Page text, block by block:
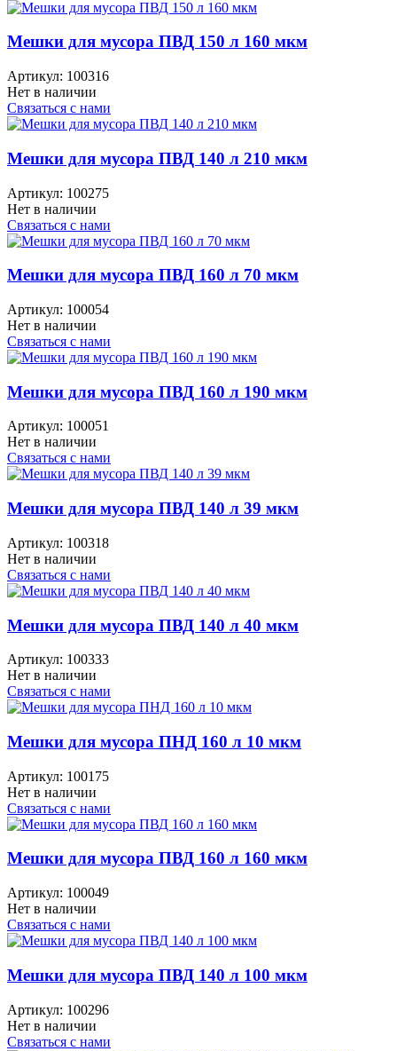
Мешки для мусора ПВД 150 л 160 мкм
Артикул: 100316
Нет в наличии
Связаться с нами
Мешки для мусора ПВД 140 л 210 мкм
Артикул: 100275
Нет в наличии
Связаться с нами
Мешки для мусора ПВД 160 л 70 мкм
Артикул: 100054
Нет в наличии
Связаться с нами
Мешки для мусора ПВД 160 л 190 мкм
Артикул: 100051
Нет в наличии
Связаться с нами
Мешки для мусора ПВД 140 л 39 мкм
Артикул: 100318
Нет в наличии
Связаться с нами
Мешки для мусора ПВД 140 л 40 мкм
Артикул: 100333
Нет в наличии
Связаться с нами
Мешки для мусора ПНД 160 л 10 мкм
Артикул: 100175
Нет в наличии
Связаться с нами
Мешки для мусора ПВД 160 л 160 мкм
Артикул: 100049
Нет в наличии
Связаться с нами
Мешки для мусора ПВД 140 л 100 мкм
Артикул: 100296
Нет в наличии
Связаться с нами